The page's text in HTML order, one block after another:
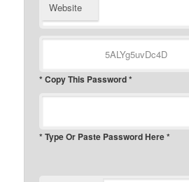
Website
* Copy This Password *
* Type Or Paste Password Here *